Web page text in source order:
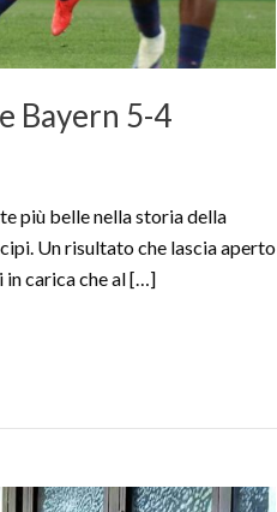
Bayern 5-4
più belle nella storia della
Un risultato che lascia aperto
in carica che al […]